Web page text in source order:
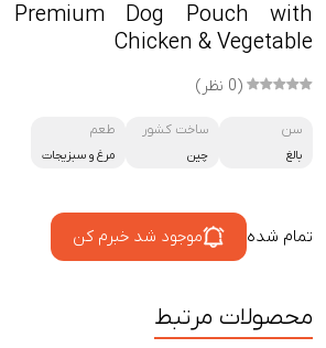
Premium Dog Pouch with
Chicken & Vegetable
(0 نظر)
سن
بالغ
ساخت کشور
چین
طعم
مرغ و سبزیجات
تمام شده موجود شد خبرم کن
محصولات مرتبط